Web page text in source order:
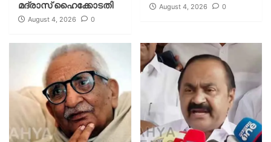
മദ്രാസ് ഹൈക്കോടതി
August 4, 2026 0
August 4, 2026 0